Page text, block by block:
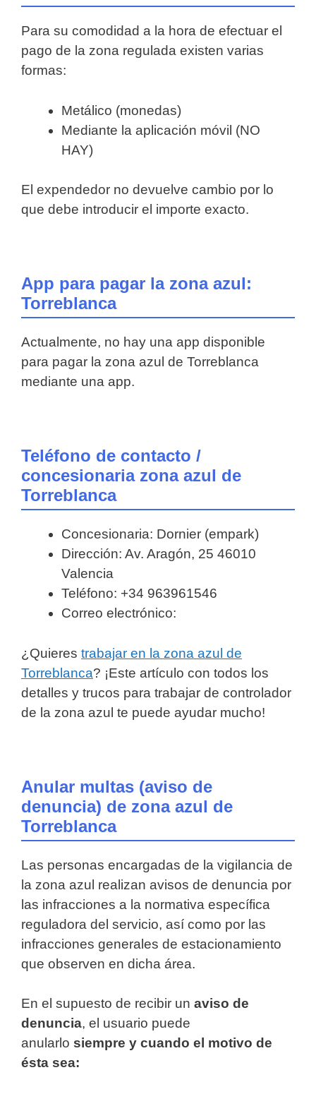
Para su comodidad a la hora de efectuar el
pago de la zona regulada existen varias
formas:
Metálico (monedas)
Mediante la aplicación móvil (NO
HAY)
El expendedor no devuelve cambio por lo
que debe introducir el importe exacto.
App para pagar la zona azul:
Torreblanca
Actualmente, no hay una app disponible
para pagar la zona azul de Torreblanca
mediante una app.
Teléfono de contacto /
concesionaria zona azul de
Torreblanca
Concesionaria: Dornier (empark)
Dirección: Av. Aragón, 25 46010
Valencia
Teléfono: +34 963961546
Correo electrónico:
¿Quieres trabajar en la zona azul de
Torreblanca? ¡Este artículo con todos los
detalles y trucos para trabajar de controlador
de la zona azul te puede ayudar mucho!
Anular multas (aviso de
denuncia) de zona azul de
Torreblanca
Las personas encargadas de la vigilancia de
la zona azul realizan avisos de denuncia por
las infracciones a la normativa específica
reguladora del servicio, así como por las
infracciones generales de estacionamiento
que observen en dicha área.
En el supuesto de recibir un aviso de
denuncia, el usuario puede
anularlo siempre y cuando el motivo de
ésta sea: